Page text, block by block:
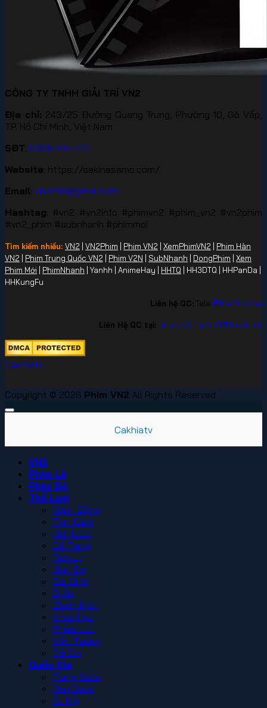
CÔNG TY TNHH GIẢI TRÍ VN2
Địa chỉ: 243/25 Đường Quang Trung, Phường 10, Gò Vấp,
TP. Hồ Chí Minh, Việt Nam
SĐT 0908.992.722
Website : https://sakinasamo.com/
Email vn2info@gmail.com
Hashtag : #vn2 #vn2info #phimvn2 #phim_vn2 #vn2phim
#vn2_phim #subnhanh #phimmoi
Tìm kiếm nhiều: VN2 | VN2Phim | Phim VN2 | XemPhimVN2 | Phim Hàn
VN2 | Phim Trung Quốc VN2 | Phim V2N | SubNhanh | DongPhim | Xem
Phim Mới | PhimNhanh | Yanhh | AnimeHay | HHTQ | HH3DTQ | HHPanDa |
HHKungFu
Liên hệ QC: Tele @MaiBinhKim
Liên Hệ QC tại: https://t.me/vn369backlink
Cakhiatv
Copyright © 2026 Phim VN2 All Rights Reserved
Cakhiatv
VN2
Phim Lẻ
Phim Bộ
Thể Loại
Hành Động
Tình Cảm
Hài Hước
Cổ Trang
Tâm Lý
Hình Sự
Gia Đình
Bí Ẩn
Chính Kịch
Khoa Học
Phiêu Lưu
Viễn Tưởng
Trẻ Em
Quốc Gia
Trung Quốc
Hàn Quốc
Âu Mỹ